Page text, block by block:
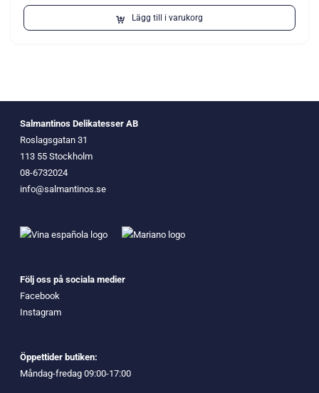
Lägg till i varukorg
Salmantinos Delikatesser AB
Roslagsgatan 31
113 55 Stockholm
08-6732024
info@salmantinos.se
Följ oss på sociala medier
Facebook
Instagram
Öppettider butiken:
Måndag-fredag 09:00-17:00